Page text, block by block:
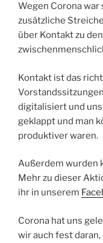
Wegen Corona war
zusätzliche
über Kontakt zu
Kontakt ist das
digitalisiert und
geklappt und man
produktiver waren.
Außerdem wurden
Mehr zu dieser
ihr in unserem
Corona hat uns
wir auch fest